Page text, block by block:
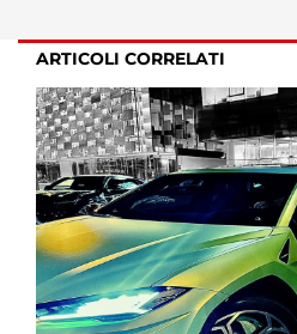
ARTICOLI CORRELATI